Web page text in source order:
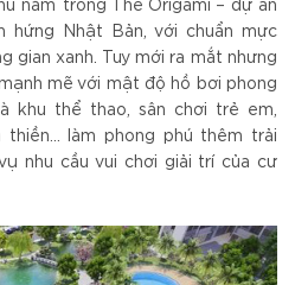
nằm trong The Origami – dự án
hứng Nhật Bản, với chuẩn mực
gian xanh. Tuy mới ra mắt nhưng
mẽ với mật độ hồ bơi phong
khu thể thao, sân chơi trẻ em,
thiền… làm phong phú thêm trải
nhu cầu vui chơi giải trí của cư